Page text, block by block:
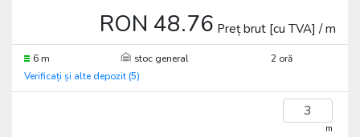
RON 48.76 Preț brut [cu TVA] / m
6 m stoc general
2 oră
Verificați și alte depozit (5)
m